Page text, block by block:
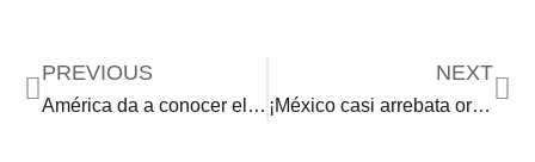
PREVIOUS
América da a conocer el fichaje de Cristian Borja para el Apertura 2024
NEXT
¡México casi arrebata oro a China! Plata con Osmar Olvera y Juan Celaya en Paris 2024